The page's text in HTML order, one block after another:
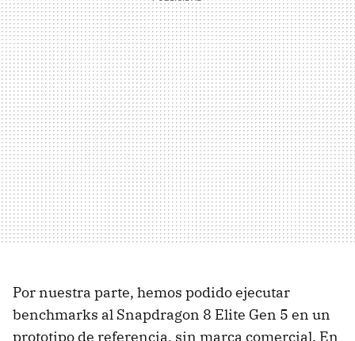
Por nuestra parte, hemos podido ejecutar
benchmarks al Snapdragon 8 Elite Gen 5 en un
prototipo de referencia, sin marca comercial. En